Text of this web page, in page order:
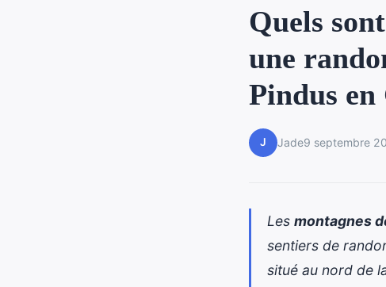
Quels
une
Pindus en
J Jade9 septembre
Les montagnes
sentiers de
situé au nord de